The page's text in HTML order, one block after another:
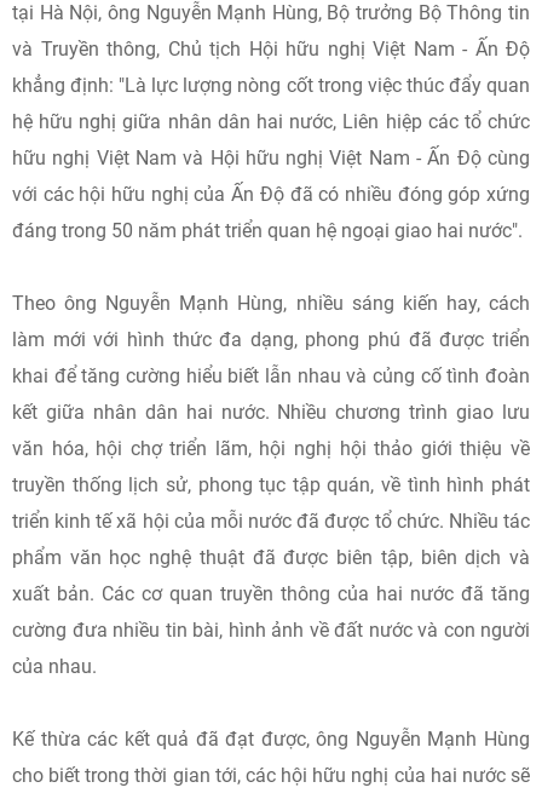
tại Hà Nội, ông Nguyễn Mạnh Hùng, Bộ trưởng Bộ Thông tin
và Truyền thông, Chủ tịch Hội hữu nghị Việt Nam - Ấn Độ
khẳng định: "Là lực lượng nòng cốt trong việc thúc đẩy quan
hệ hữu nghị giữa nhân dân hai nước, Liên hiệp các tổ chức
hữu nghị Việt Nam và Hội hữu nghị Việt Nam - Ấn Độ cùng
với các hội hữu nghị của Ấn Độ đã có nhiều đóng góp xứng
đáng trong 50 năm phát triển quan hệ ngoại giao hai nước".
Theo ông Nguyễn Mạnh Hùng, nhiều sáng kiến hay, cách
làm mới với hình thức đa dạng, phong phú đã được triển
khai để tăng cường hiểu biết lẫn nhau và củng cố tình đoàn
kết giữa nhân dân hai nước. Nhiều chương trình giao lưu
văn hóa, hội chợ triển lãm, hội nghị hội thảo giới thiệu về
truyền thống lịch sử, phong tục tập quán, về tình hình phát
triển kinh tế xã hội của mỗi nước đã được tổ chức. Nhiều tác
phẩm văn học nghệ thuật đã được biên tập, biên dịch và
xuất bản. Các cơ quan truyền thông của hai nước đã tăng
cường đưa nhiều tin bài, hình ảnh về đất nước và con người
của nhau.
Kế thừa các kết quả đã đạt được, ông Nguyễn Mạnh Hùng
cho biết trong thời gian tới, các hội hữu nghị của hai nước sẽ